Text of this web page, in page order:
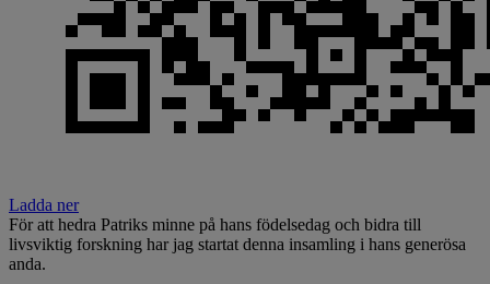
Ladda ner
För att hedra Patriks minne på hans födelsedag och bidra till
livsviktig forskning har jag startat denna insamling i hans generösa
anda.